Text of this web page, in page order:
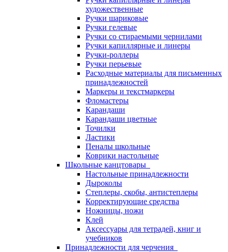
художественные
Ручки шариковые
Ручки гелевые
Ручки со стираемыми чернилами
Ручки капиллярные и линеры
Ручки-роллеры
Ручки перьевые
Расходные материалы для письменных
принадлежностей
Маркеры и текстмаркеры
Фломастеры
Карандаши
Карандаши цветные
Точилки
Ластики
Пеналы школьные
Коврики настольные
Школьные канцтовары
Настольные принадлежности
Дыроколы
Степлеры, скобы, антистеплеры
Корректирующие средства
Ножницы, ножи
Клей
Аксессуары для тетрадей, книг и
учебников
Принадлежности для черчения